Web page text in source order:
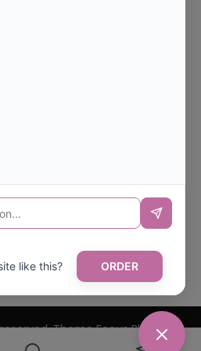
ES CODIGO POSTAL DE
Theme Focus Blog by
like this? ORDER